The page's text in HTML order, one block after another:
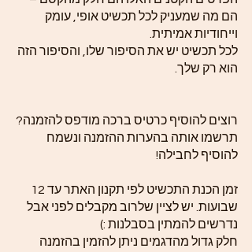
הם מה שמעניק לכל תכשיט אופי, עומק
וייחודיות אמיתית.
לכל תכשיט יש את הסיפור שלו, והסיפור הזה
הוא רק שלך.
רוצים להוסיף כרטיס ברכה מודפס להזמנה?
תרשמו אותה בהערות ההזמנה ונשמח
להוסיף לחבילה!
זמן הכנת התכשיט לפי תקנון האתר עד 12
שבועות. יש לציין שלרוב מקבלים לפני אבל
נדרשים להמתין בסבלנות :)
חלק גדול מהדגמים ניתן להזמין בהזמנה